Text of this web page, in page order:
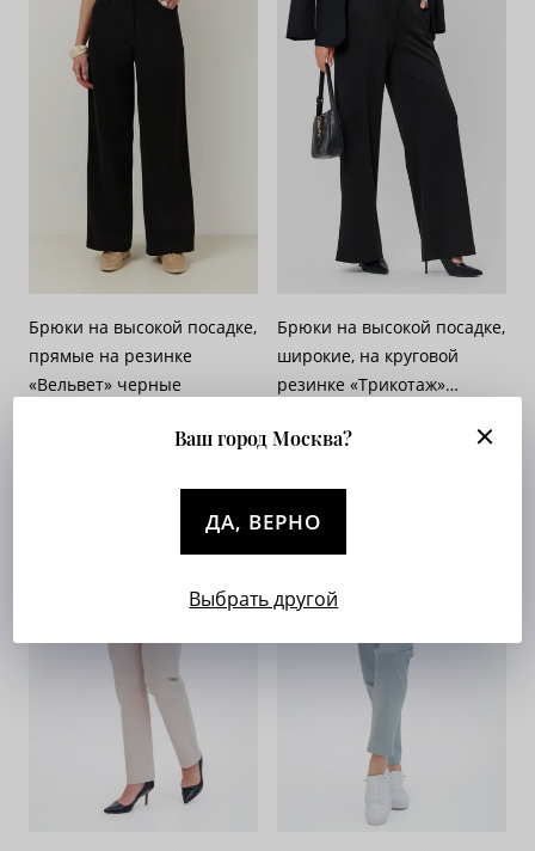
Брюки на высокой посадке,
прямые на резинке
«Вельвет» черные
Узнать
Брюки на высокой посадке,
широкие, на круговой
резинке «Трикотаж»
Опт. цена:
Ваш город Москва?
ДА, ВЕРНО
Выбрать другой